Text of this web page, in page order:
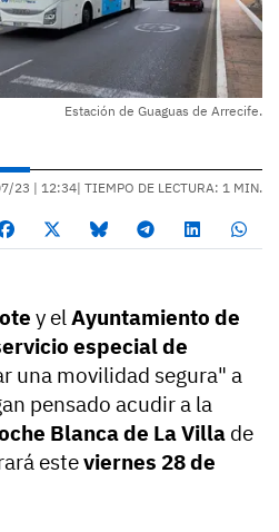
Estación de Guaguas de Arrecife.
23 | 12:34| TIEMPO DE LECTURA: 1 MIN.
y elAyuntamiento de
especial de
una movilidad segura" a
pensado acudir a la
Blanca de La Villa de
esteviernes 28 de